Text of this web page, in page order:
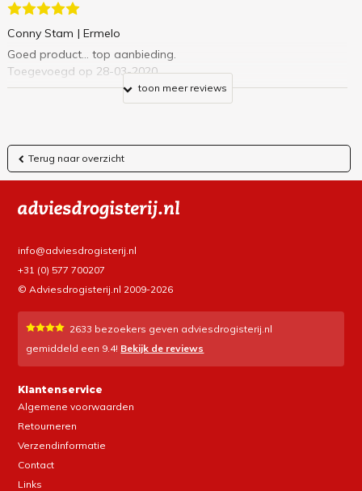
Conny Stam | Ermelo
Goed product... top aanbieding.
Toegevoegd op 28-03-2020
toon meer reviews
Terug naar overzicht
info@adviesdrogisterij.nl
+31 (0) 577 700207
© Adviesdrogisterij.nl 2009-2026
2633 bezoekers geven adviesdrogisterij.nl
gemiddeld een 9.4! Bekijk de reviews
Klantenservice
Algemene voorwaarden
Retourneren
Verzendinformatie
Contact
Links